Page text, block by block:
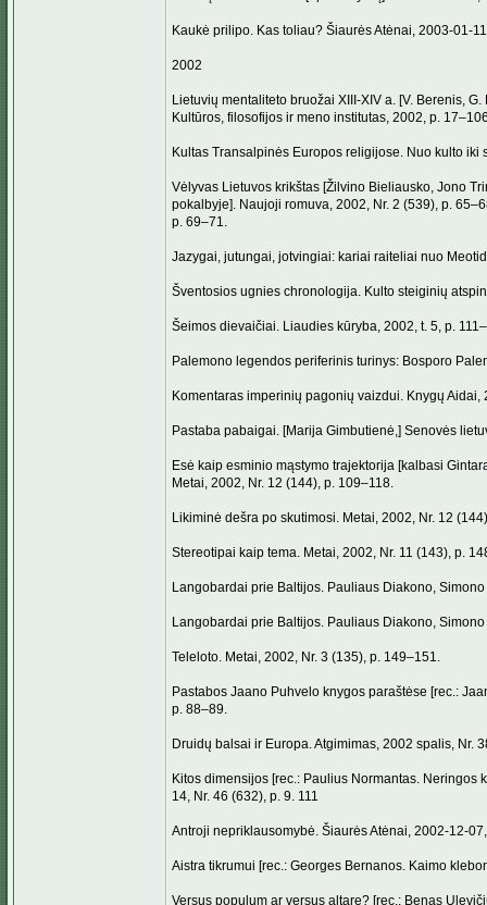
Kaukė prilipo. Kas toliau? Šiaurės Atėnai, 2003-01-
2002
Lietuvių mentaliteto bruožai XIII-XIV a. [V. Berenis,
Kultūros, filosofijos ir meno institutas, 2002, p.
Kultas Transalpinės Europos religijose. Nuo kulto
Vėlyvas Lietuvos krikštas [Žilvino Bieliausko, Jono
pokalbyje]. Naujoji romuva, 2002, Nr. 2 (539), p.
p. 69–71.
Jazygai, jutungai, jotvingiai: kariai raiteliai nuo
Šventosios ugnies chronologija. Kulto steiginių
Šeimos dievaičiai. Liaudies kūryba, 2002, t. 5, p.
Palemono legendos periferinis turinys: Bosporo
Komentaras imperinių pagonių vaizdui. Knygų
Pastaba pabaigai. [Marija Gimbutienė,] Senovės
Esė kaip esminio mąstymo trajektorija [kalbasi
Metai, 2002, Nr. 12 (144), p. 109–118.
Likiminė dešra po skutimosi. Metai, 2002, Nr. 12
Stereotipai kaip tema. Metai, 2002, Nr. 11 (143), p.
Langobardai prie Baltijos. Pauliaus Diakono,
Langobardai prie Baltijos. Pauliaus Diakono,
Teleloto. Metai, 2002, Nr. 3 (135), p. 149–151.
Pastabos Jaano Puhvelo knygos paraštėse [rec.:
p. 88–89.
Druidų balsai ir Europa. Atgimimas, 2002 spalis, Nr.
Kitos dimensijos [rec.: Paulius Normantas.
14, Nr. 46 (632), p. 9. 111
Antroji nepriklausomybė. Šiaurės Atėnai, 2002-12-
Aistra tikrumui [rec.: Georges Bernanos. Kaimo
Versus populum ar versus altare? [rec.: Benas